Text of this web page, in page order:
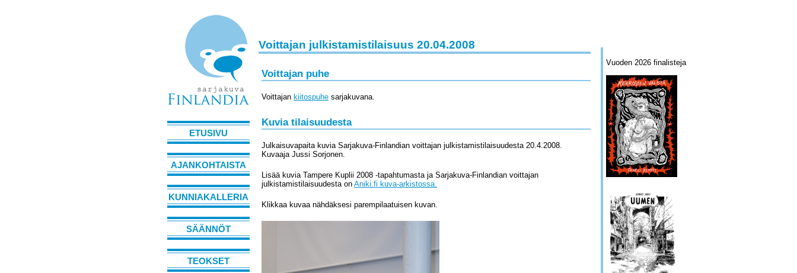
ETUSIVU
AJANKOHTAISTA
KUNNIAKALLERIA
SÄÄNNÖT
TEOKSET
Voittajan julkistamistilaisuus 20.04.2008
Voittajan puhe
Voittajan kiitospuhe sarjakuvana.
Kuvia tilaisuudesta
Julkaisuvapaita kuvia Sarjakuva-Finlandian voittajan julkistamistilaisuudesta 20.4.2008.
Kuvaaja Jussi Sorjonen.
Lisää kuvia Tampere Kuplii 2008 -tapahtumasta ja Sarjakuva-Finlandian voittajan
julkistamistilaisuudesta on Aniki.fi kuva-arkistossa.
Klikkaa kuvaa nähdäksesi parempilaatuisen kuvan.
Vuoden 2026 finalisteja